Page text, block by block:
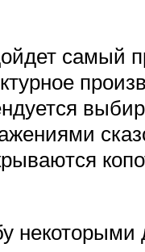
самый